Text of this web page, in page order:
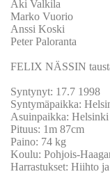
Aki Valkila
Marko
Anssi Koski
Peter
FELIX NÄSSIN
Syntynyt: 17.7 1998
Syntymäpaikka:
Asuinpaikka: Helsinki
Pituus: 1m 87cm
Paino: 74 kg
Koulu: Pohjois-
Harrastukset: Hiihto